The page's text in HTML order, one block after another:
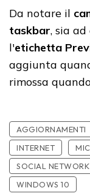
Da notare il
taskbar, sia
l'etichetta
aggiunta
rimossa
AGGIORNAMENTI
INTERNET
SOCIAL NETWORK
WINDOWS 10